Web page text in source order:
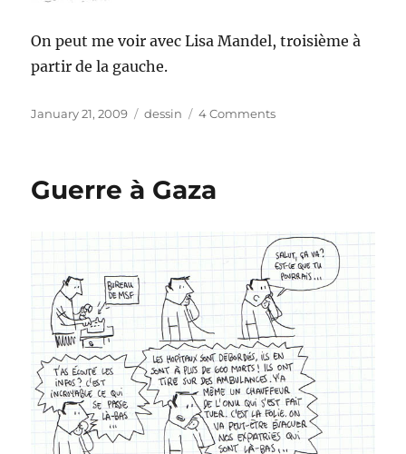
On peut me voir avec Lisa Mandel, troisième à
partir de la gauche.
Posted
January 21, 2009 Categories
dessin 4 Commentson
Guerre à Gaza